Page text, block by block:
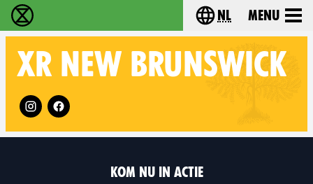
Extinction Rebellion - Home Choose your
nl Menu
XR NEW BRUNSWICK
Follow XR New Brunswick on
KOM NU IN ACTIE